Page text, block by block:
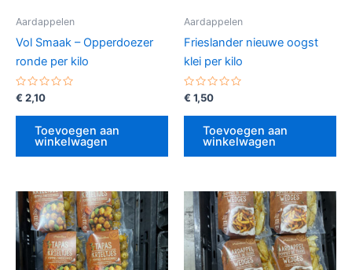
Aardappelen
Vol Smaak – Opperdoezer
ronde per kilo
Gewaardeerd
uit
€ 2,10
Toevoegen aan
winkelwagen
Aardappelen
Frieslander nieuwe oogst
klei per kilo
Gewaardeerd
uit
€ 1,50
Toevoegen aan
winkelwagen